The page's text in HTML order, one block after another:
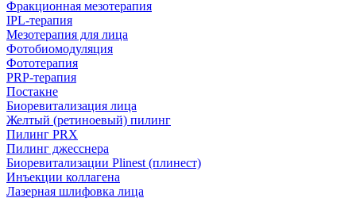
Фракционная мезотерапия
IPL‑терапия
Мезотерапия для лица
Фотобиомодуляция
Фототерапия
PRP-терапия
Постакне
Биоревитализация лица
Желтый (ретиноевый) пилинг
Пилинг PRX
Пилинг джесснера
Биоревитализации Plinest (плинест)
Инъекции коллагена
Лазерная шлифовка лица